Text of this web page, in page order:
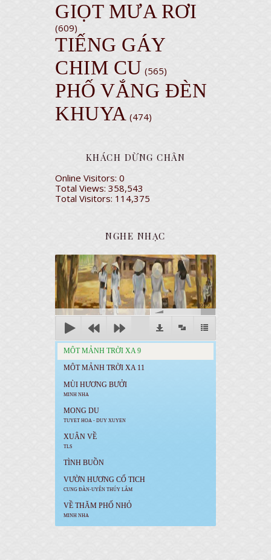
GIỌT MƯA RƠI
(609)
TIẾNG GÁY
CHIM CU (565)
PHỐ VẮNG ĐÈN
KHUYA (474)
KHÁCH DỪNG CHÂN
Online Visitors:0
Total Views:358,543
Total Visitors: 114,375
NGHE NHẠC
00:00
MÔT MẢNH TRỜI XA 9
MÔT MẢNH TRỜI XA 11
MÙI HƯƠNG BƯỞI
MINH NHA
MONG DU
TUYET HOA - DUY XUYEN
XUÂN VỀ
TLS
TÌNH BUỒN
VƯỜN HƯƠNG CỔ TICH
CUNG ĐÀN-UYÊN THÚY LÂM
VỀ THĂM PHỐ NHỎ
MINH NHA